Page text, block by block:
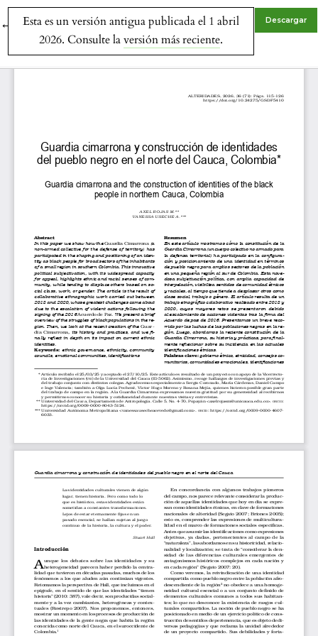
←
Volver a los detalles del artículo
Esta es un versión antigua publicada el 1 abril
2026. Consulte laversión más reciente.
Descargar